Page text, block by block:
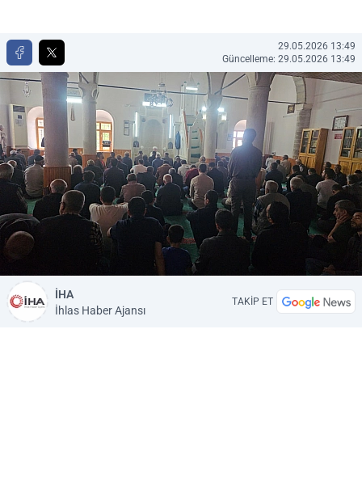
29.05.2026 13:49
Güncelleme: 29.05.2026 13:49
İHA
İhlas Haber Ajansı
TAKİP ET